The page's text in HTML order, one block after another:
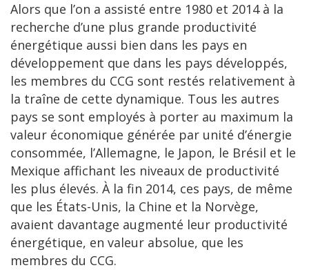
Alors que l’on a assisté entre 1980 et 2014 à la
recherche d’une plus grande productivité
énergétique aussi bien dans les pays en
développement que dans les pays développés,
les membres du CCG sont restés relativement à
la traîne de cette dynamique. Tous les autres
pays se sont employés à porter au maximum la
valeur économique générée par unité d’énergie
consommée, l’Allemagne, le Japon, le Brésil et le
Mexique affichant les niveaux de productivité
les plus élevés. À la fin 2014, ces pays, de même
que les États-Unis, la Chine et la Norvège,
avaient davantage augmenté leur productivité
énergétique, en valeur absolue, que les
membres du CCG.